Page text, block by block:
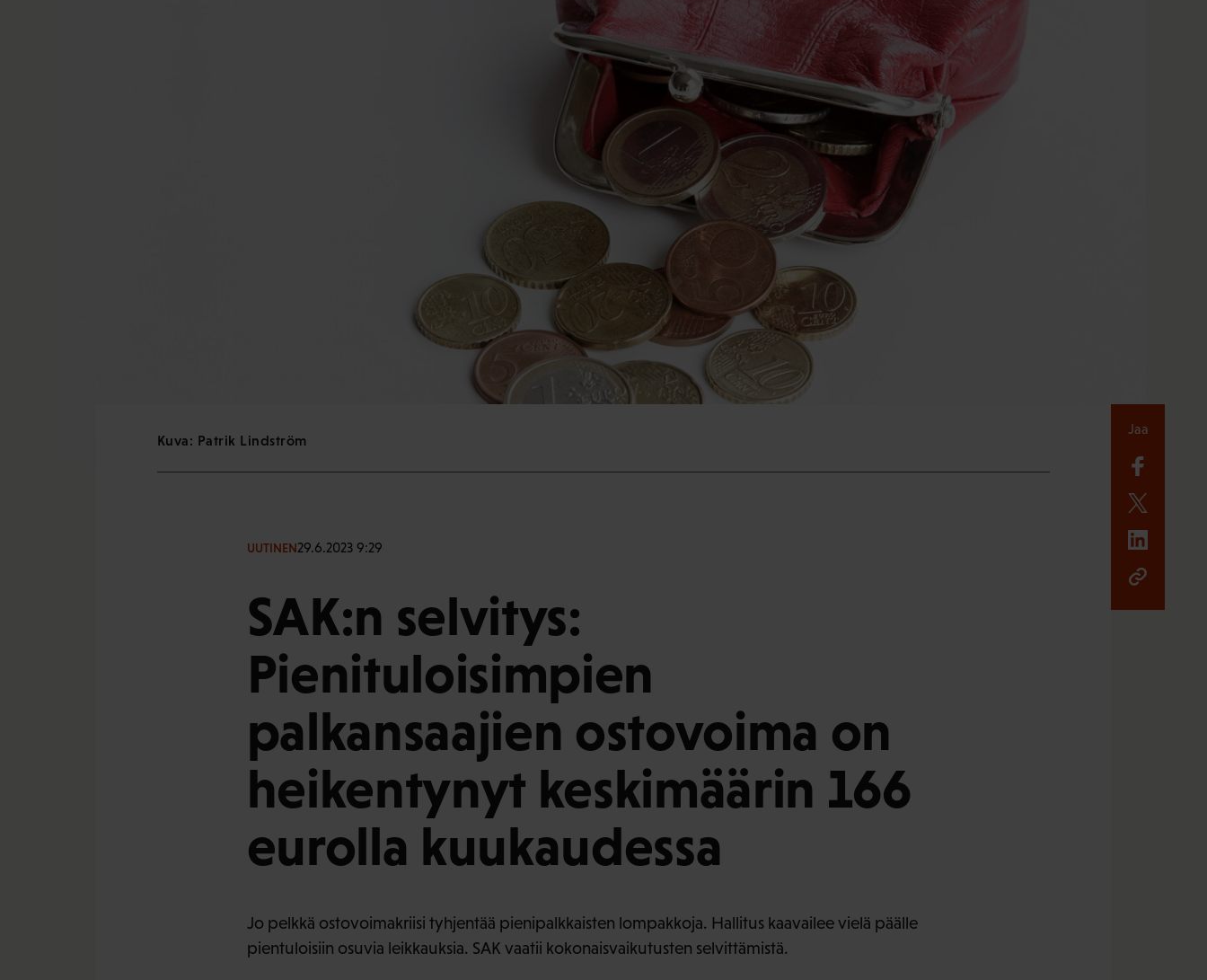
Kuva: Patrik Lindström
UUTINEN29.6.2023 9:29
SAK:n selvitys:
Pienituloisimpien
palkansaajien ostovoima on
heikentynyt keskimäärin 166
eurolla kuukaudessa
Jo pelkkä ostovoimakriisi tyhjentää pienipalkkaisten lompakkoja. Hallitus kaavailee vielä päälle
pientuloisiin osuvia leikkauksia. SAK vaatii kokonaisvaikutusten selvittämistä.
Jaa